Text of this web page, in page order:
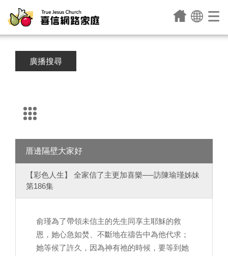
廣播搜尋
厝邊隔壁大家好
【彩色人生】 全家信了主更加喜樂──訪陳瑜瑾姊妹
第186集
俞瑾為了帶領未信主的先生同享主耶穌的救
恩，她心急如焚、不斷地在禱告中為他代求；
她等候了許久，因為神有祂的時候，要等到她